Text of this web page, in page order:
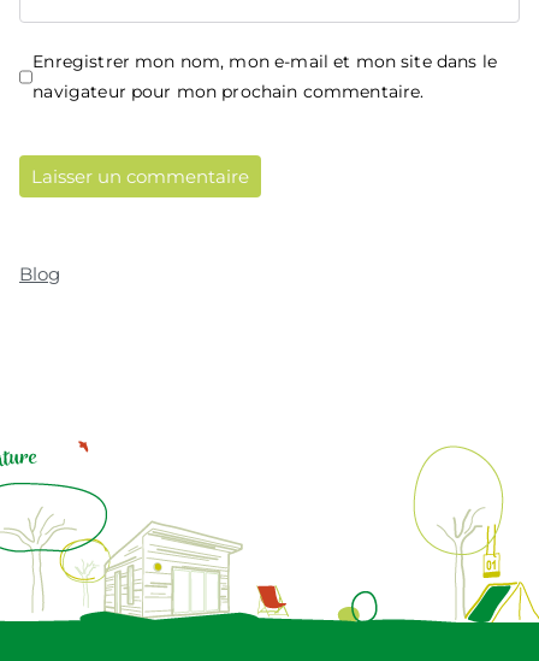
Enregistrer mon nom, mon e-mail et mon site dans le
navigateur pour mon prochain commentaire.
Blog